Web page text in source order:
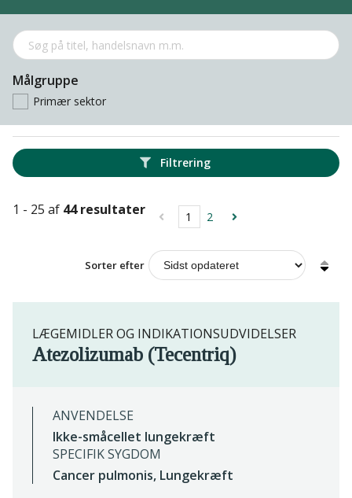
Målgruppe
Primær sektor
Filtrering
1 - 25 af 44 resultater 1 2
Sorter efter
LÆGEMIDLER OG INDIKATIONSUDVIDELSER
Atezolizumab (Tecentriq)
ANVENDELSE
Ikke-småcellet lungekræft
SPECIFIK SYGDOM
Cancer pulmonis, Lungekræft